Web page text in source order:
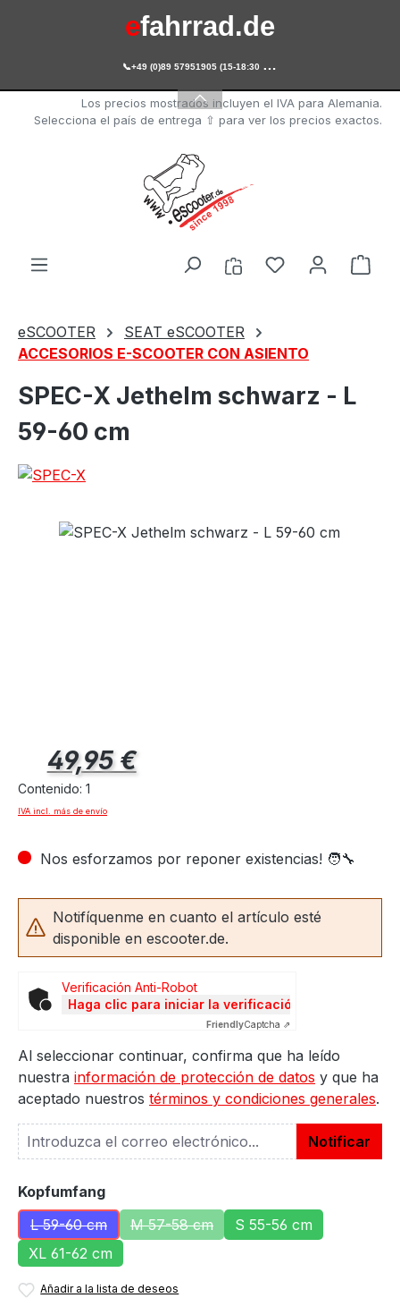
Saltar al contenido principal
escooter.de
efahrrad.de

+49 (0)89 57951905 (15-18:30 Uhr)
Los precios mostrados incluyen el IVA para Alemania.
Selecciona el país de entrega ⇧ para ver los precios exactos.
Tienes 0 El
eSCOOTER
SEAT eSCOOTER
ACCESORIOS E-SCOOTER CON ASIENTO
SPEC-X Jethelm schwarz - L
59-60 cm
Precio normal:
49,95 €
Contenido: 1
IVA incl. más de envío
Nos esforzamos por reponer existencias! 🧑‍🔧
Notifíquenme en cuanto el artículo esté
disponible en escooter.de.
Verificación Anti-Robot
Haga clic para iniciar la verificación
FriendlyCaptcha ⇗
Al seleccionar continuar, confirma que ha leído
nuestra información de protección de datos y que ha
aceptado nuestros términos y condiciones generales.
Notificar
Seleccione
Kopfumfang
L 59-60 cm
(Esta opción no está disponible en este momento.)
M 57-58 cm
(Esta opción no está disponible en
S 55-56 cm
XL 61-62 cm
Añadir a la lista de deseos